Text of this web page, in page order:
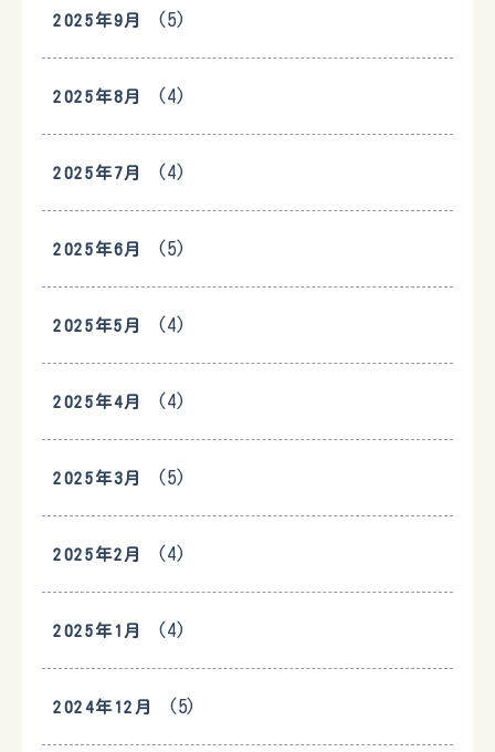
2025年9月 (5)
2025年8月 (4)
2025年7月 (4)
2025年6月 (5)
2025年5月 (4)
2025年4月 (4)
2025年3月 (5)
2025年2月 (4)
2025年1月 (4)
2024年12月 (5)